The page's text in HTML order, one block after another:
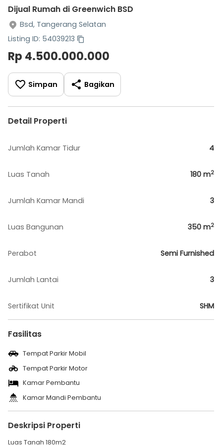
Dijual Rumah di Greenwich BSD
Bsd, Tangerang Selatan
Listing ID: 54039213
Rp 4.500.000.000
Simpan Bagikan
Detail Properti
Jumlah Kamar Tidur 4
Luas Tanah 180 m2
Jumlah Kamar Mandi 3
Luas Bangunan 350 m2
Perabot Semi Furnished
Jumlah Lantai 3
Sertifikat Unit SHM
Fasilitas
Tempat Parkir Mobil
Tempat Parkir Motor
Kamar Pembantu
Kamar Mandi Pembantu
Deskripsi Properti
Luas Tanah 180m2